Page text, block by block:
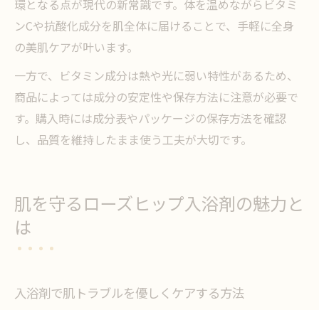
環となる点が現代の新常識です。体を温めながらビタミ
ンCや抗酸化成分を肌全体に届けることで、手軽に全身
の美肌ケアが叶います。
一方で、ビタミン成分は熱や光に弱い特性があるため、
商品によっては成分の安定性や保存方法に注意が必要で
す。購入時には成分表やパッケージの保存方法を確認
し、品質を維持したまま使う工夫が大切です。
肌を守るローズヒップ入浴剤の魅力と
は
入浴剤で肌トラブルを優しくケアする方法